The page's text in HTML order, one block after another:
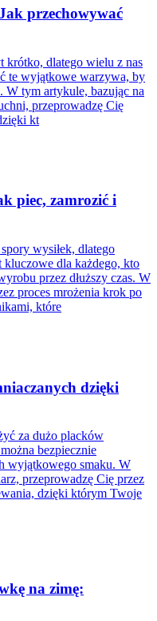
przechowywać
krótko, dlatego wielu z nas
te wyjątkowe warzywa, by
W tym artykule, bazując na
przeprowadzę Cię
kt
piec, zamrozić i
wysiłek, dlatego
kluczowe dla każdego, kto
przez dłuższy czas. W
proces mrożenia krok po
które
dzięki
za dużo placków
bezpiecznie
wyjątkowego smaku. W
przeprowadzę Cię przez
dzięki którym Twoje
na zimę: